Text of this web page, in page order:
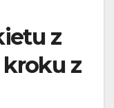
z
kroku z